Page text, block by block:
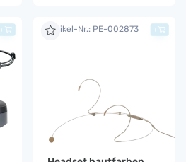
+ Artikel-Nr.: PE-002873 +